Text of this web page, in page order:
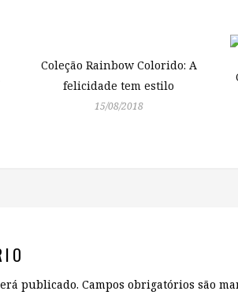
Coleção Rainbow Colorido: A
felicidade tem estilo
15/08/2018
publicado. Campos obrigatórios são